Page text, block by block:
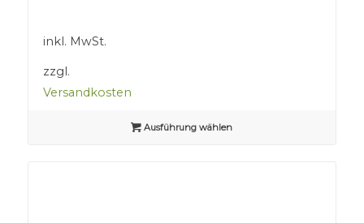
inkl. MwSt.
zzgl.
Versandkosten
Ausführung wählen